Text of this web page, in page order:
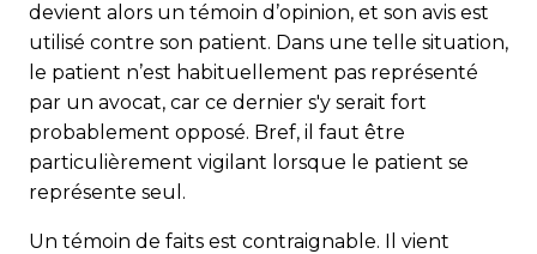
devient alors un témoin d’opinion, et son avis est
utilisé contre son patient. Dans une telle situation,
le patient n’est habituellement pas représenté
par un avocat, car ce dernier s'y serait fort
probablement opposé. Bref, il faut être
particulièrement vigilant lorsque le patient se
représente seul.
Un témoin de faits est contraignable. Il vient